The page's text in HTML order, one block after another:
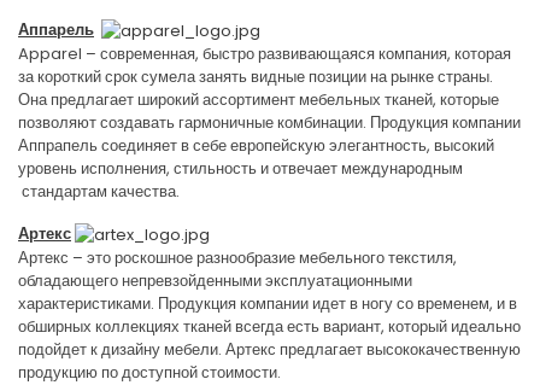
Аппарель
Apparel – современная, быстро развивающаяся компания, которая
за короткий срок сумела занять видные позиции на рынке страны.
Она предлагает широкий ассортимент мебельных тканей, которые
позволяют создавать гармоничные комбинации. Продукция компании
Аппрапель соединяет в себе европейскую элегантность, высокий
уровень исполнения, стильность и отвечает международным
стандартам качества.
Артекс
Артекс – это роскошное разнообразие мебельного текстиля,
обладающего непревзойденными эксплуатационными
характеристиками. Продукция компании идет в ногу со временем, и в
обширных коллекциях тканей всегда есть вариант, который идеально
подойдет к дизайну мебели. Артекс предлагает высококачественную
продукцию по доступной стоимости.